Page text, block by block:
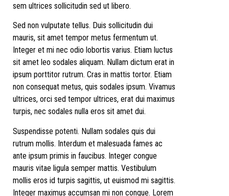
sem ultrices sollicitudin sed ut libero.
Sed non vulputate tellus. Duis sollicitudin dui
mauris, sit amet tempor metus fermentum ut.
Integer et mi nec odio lobortis varius. Etiam luctus
sit amet leo sodales aliquam. Nullam dictum erat in
ipsum porttitor rutrum. Cras in mattis tortor. Etiam
non consequat metus, quis sodales ipsum. Vivamus
ultrices, orci sed tempor ultrices, erat dui maximus
turpis, nec sodales nulla eros sit amet dui.
Suspendisse potenti. Nullam sodales quis dui
rutrum mollis. Interdum et malesuada fames ac
ante ipsum primis in faucibus. Integer congue
mauris vitae ligula semper mattis. Vestibulum
mollis eros id turpis sagittis, ut euismod mi sagittis.
Integer maximus accumsan mi non congue. Lorem